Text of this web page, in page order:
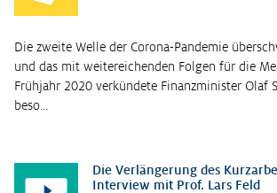
Die zweite Welle der Corona-Pandemie
und das mit weitereichenden Folgen für die
Frühjahr 2020 verkündete Finanzminister Olaf
beso…
Die Verlängerung des
Interview mit Prof. Lars Feld